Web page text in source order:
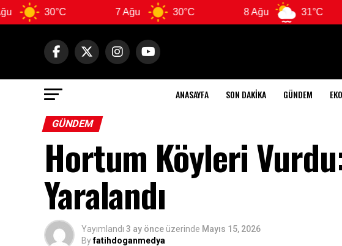
30°C 30°C 31°C
ANASAYFA SON DAKIKA GÜNDEM
GÜNDEM
Hortum Köyleri
Yaralandı
Yayımlandı 3 ay önce üzerinde Mayıs 15, 2026
Byfatihdoganmedya